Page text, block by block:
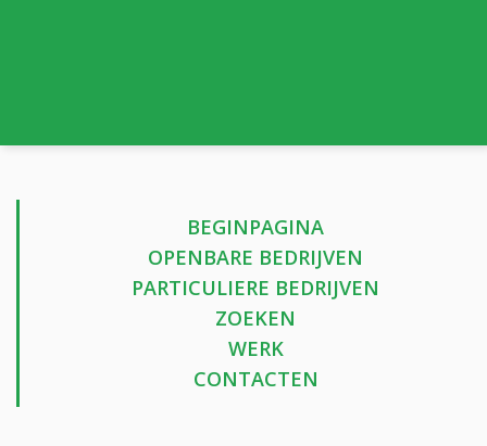
BEGINPAGINA
OPENBARE BEDRIJVEN
PARTICULIERE BEDRIJVEN
ZOEKEN
WERK
CONTACTEN